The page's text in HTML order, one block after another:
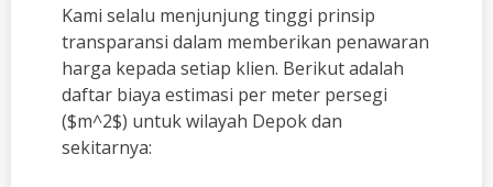
Kami selalu menjunjung tinggi prinsip
transparansi dalam memberikan penawaran
harga kepada setiap klien. Berikut adalah
daftar biaya estimasi per meter persegi
($m^2$) untuk wilayah Depok dan
sekitarnya: